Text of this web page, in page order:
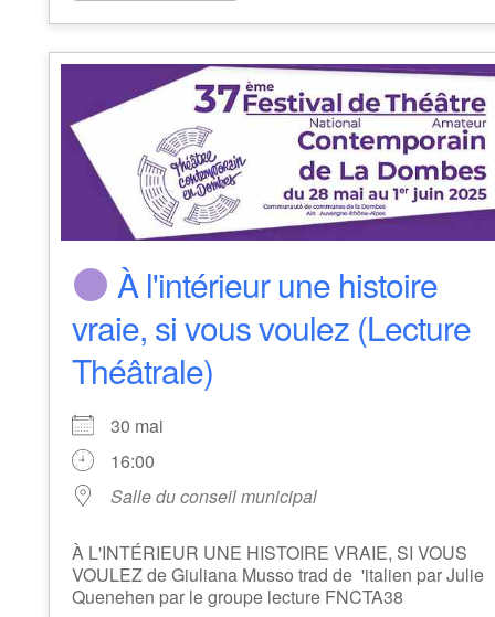
À l'intérieur une histoire
vraie, si vous voulez (Lecture
Théâtrale)
30 mai
16:00
Salle du conseil municipal
À L'INTÉRIEUR UNE HISTOIRE VRAIE, SI VOUS
VOULEZ de Giuliana Musso trad de 'italien par Julie
Quenehen par le groupe lecture FNCTA38